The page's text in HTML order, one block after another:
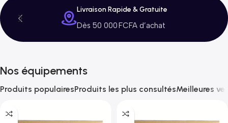
Livraison Rapide & Gratuite
Dès 50 000 FCFA d’achat
Nos équipements
Produits populairesProduits les plus consultésMeilleures